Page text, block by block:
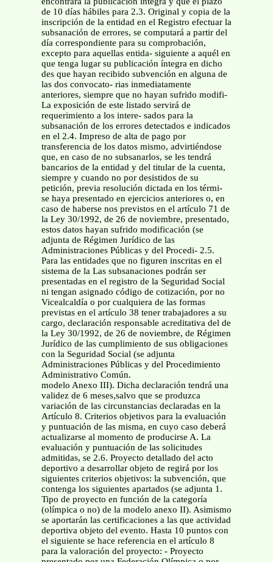
de 10 días hábiles para 2.3. Original y copia de la
inscripción de la entidad en el Registro efectuar la
subsanación de errores, se computará a partir del
día correspondiente para su comprobación,
excepto para aquellas entida- siguiente a aquél en
que tenga lugar su publicación íntegra en dicho
des que hayan recibido subvención en alguna de
las dos convocato- rias inmediatamente
anteriores, siempre que no hayan sufrido modifi-
La exposición de este listado servirá de
requerimiento a los intere- sados para la
subsanación de los errores detectados e indicados
en el 2.4. Impreso de alta de pago por
transferencia de los datos mismo, advirtiéndose
que, en caso de no subsanarlos, se les tendrá
bancarios de la entidad y del titular de la cuenta,
siempre y cuando no por desistidos de su
petición, previa resolución dictada en los térmi-
se haya presentado en ejercicios anteriores o, en
caso de haberse nos previstos en el artículo 71 de
la Ley 30/1992, de 26 de noviembre, presentado,
estos datos hayan sufrido modificación (se
adjunta de Régimen Jurídico de las
Administraciones Públicas y del Procedi- 2.5.
Para las entidades que no figuren inscritas en el
sistema de la Las subsanaciones podrán ser
presentadas en el registro de la Seguridad Social
ni tengan asignado código de cotización, por no
Vicealcaldía o por cualquiera de las formas
previstas en el artículo 38 tener trabajadores a su
cargo, declaración responsable acreditativa del de
la Ley 30/1992, de 26 de noviembre, de Régimen
Jurídico de las cumplimiento de sus obligaciones
con la Seguridad Social (se adjunta
Administraciones Públicas y del Procedimiento
Administrativo Común.
modelo Anexo III). Dicha declaración tendrá una
validez de 6 meses,salvo que se produzca
variación de las circunstancias declaradas en la
Artículo 8. Criterios objetivos para la evaluación
y puntuación de las misma, en cuyo caso deberá
actualizarse al momento de producirse A. La
evaluación y puntuación de las solicitudes
admitidas, se 2.6. Proyecto detallado del acto
deportivo a desarrollar objeto de regirá por los
siguientes criterios objetivos: la subvención, que
contenga los siguientes apartados (se adjunta 1.
Tipo de proyecto en función de la categoría
(olímpica o no) de la modelo anexo II). Asimismo
se aportarán las certificaciones a las que actividad
deportiva objeto del evento. Hasta 10 puntos con
el siguiente se hace referencia en el artículo 8
para la valoración del proyecto: - Proyecto